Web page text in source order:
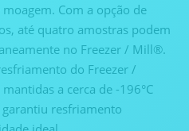
Com a opção de
até quatro amostras podem
no Freezer / Mill®.
do Freezer /
a cerca de -196°C
resfriamento